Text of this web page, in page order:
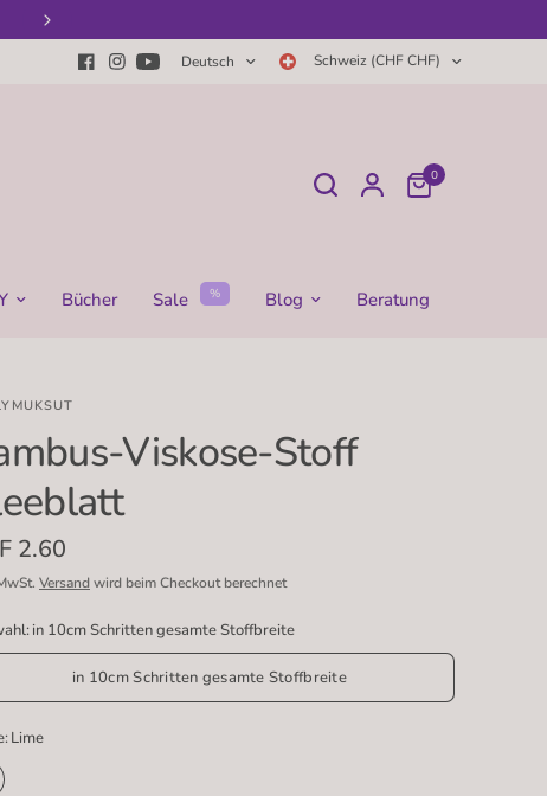
Deutsch Schweiz (CHF CHF)
0
Bücher Sale % Blog Beratung
Viskose-Stoff
2.60
Versandwird beim Checkout berechnet
in 10cm Schritten gesamte Stoffbreite
in 10cm Schritten gesamte Stoffbreite
Lime